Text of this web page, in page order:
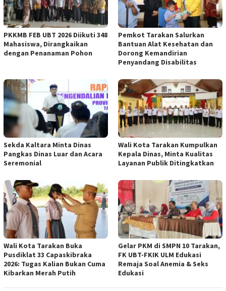
PKKMB FEB UBT 2026 Diikuti 348
Mahasiswa, Dirangkaikan
dengan Penanaman Pohon
Pemkot Tarakan Salurkan
Bantuan Alat Kesehatan dan
Dorong Kemandirian
Penyandang Disabilitas
Sekda Kaltara Minta Dinas
Pangkas Dinas Luar dan Acara
Seremonial
Wali Kota Tarakan Kumpulkan
Kepala Dinas, Minta Kualitas
Layanan Publik Ditingkatkan
Wali Kota Tarakan Buka
Pusdiklat 33 Capaskibraka
2026: Tugas Kalian Bukan Cuma
Kibarkan Merah Putih
Gelar PKM di SMPN 10 Tarakan,
FK UBT-FKIK ULM Edukasi
Remaja Soal Anemia & Seks
Edukasi